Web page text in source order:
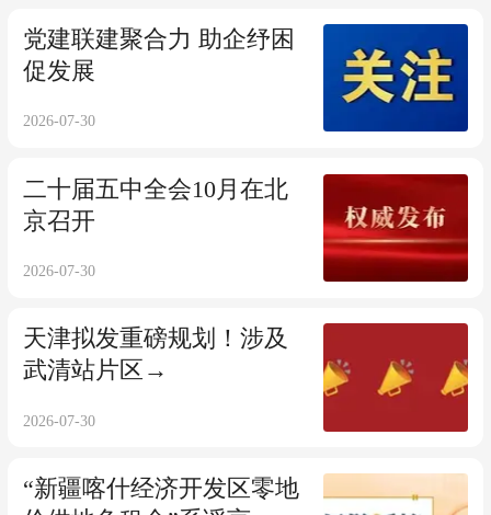
党建联建聚合力 助企纾困
促发展
2026-07-30
二十届五中全会10月在北
京召开
2026-07-30
天津拟发重磅规划！涉及
武清站片区→
2026-07-30
“新疆喀什经济开发区零地